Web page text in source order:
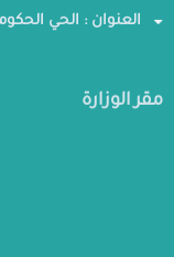
العنوان : الحي
مقر الوزارة